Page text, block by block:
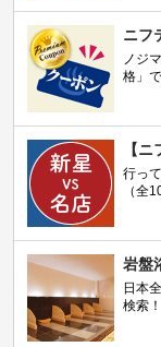
ニフ
ノジ
格」
【
行っ
（全
岩盤
日本
検索！